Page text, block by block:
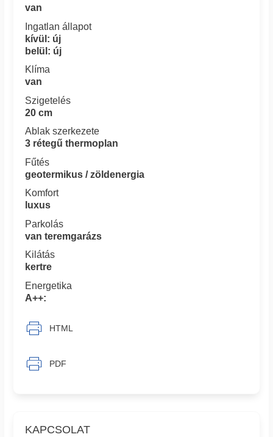
KAPCSOLAT
van
Ingatlan állapot
kívül: új
belül: új
Klíma
van
Szigetelés
20 cm
Ablak szerkezete
3 rétegű thermoplan
Fűtés
geotermikus / zöldenergia
Komfort
luxus
Parkolás
van teremgarázs
Kilátás
kertre
Energetika
A++:
HTML
PDF